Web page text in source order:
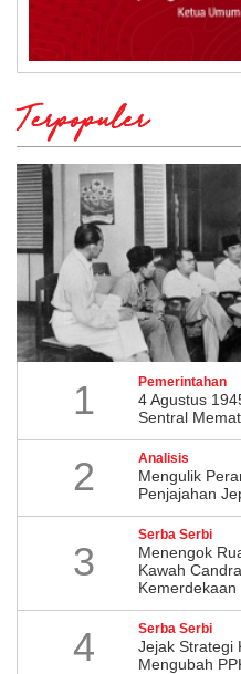
Terpopuler
1 Pemerintahan
4 Agustus
Sentral
2 Analisis
Mengulik
Penjajahan
3
Serba Serbi
Menengok
Kawah
Kemerdekaan
4 Serba Serbi
Jejak Strategi
Mengubah